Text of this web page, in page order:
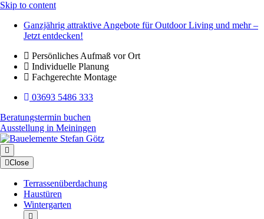
Skip to content
Ganzjährig attraktive Angebote für Outdoor Living und mehr –
Jetzt entdecken!
Persönliches Aufmaß vor Ort
Individuelle Planung
Fachgerechte Montage
03693 5486 333
Beratungstermin buchen
Ausstellung in Meiningen
Close
Terrassenüberdachung
Haustüren
Wintergarten